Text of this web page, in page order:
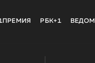
РБК+1